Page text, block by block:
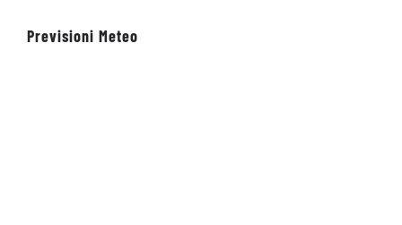
Previsioni Meteo